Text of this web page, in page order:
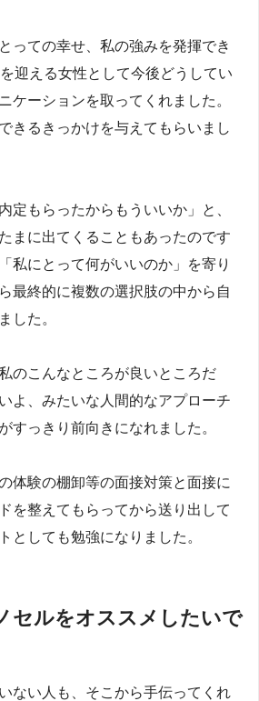
っての幸せ、私の強みを発揮でき
迎える女性として今後どうしてい
ケーションを取ってくれました。
きるきっかけを与えてもらいまし
定もらったからもういいか」と、
まに出てくることもあったのです
私にとって何がいいのか」を寄り
最終的に複数の選択肢の中から自
した。
のこんなところが良いところだ
よ、みたいな人間的なアプローチ
すっきり前向きになれました。
体験の棚卸等の面接対策と面接に
を整えてもらってから送り出して
としても勉強になりました。
セルをオススメしたいで
ない人も、そこから手伝ってくれ